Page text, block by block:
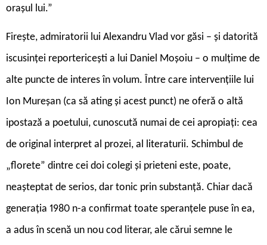
orașul lui.”
Firește, admiratorii lui Alexandru Vlad vor găsi – și datorită
iscusinței reportericești a lui Daniel Moșoiu – o mulțime de
alte puncte de interes în volum. Între care intervențiile lui
Ion Mureșan (ca să ating și acest punct) ne oferă o altă
ipostază a poetului, cunoscută numai de cei apropiați: cea
de original interpret al prozei, al literaturii. Schimbul de
„florete” dintre cei doi colegi și prieteni este, poate,
neașteptat de serios, dar tonic prin substanță. Chiar dacă
generația 1980 n-a confirmat toate speranțele puse în ea,
a adus în scenă un nou cod literar, ale cărui semne le